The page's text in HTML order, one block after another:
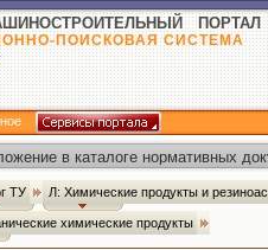
ПОРТАЛ
ПОИСКОВАЯ СИСТЕМА
в каталоге нормативных
ТУ Л: Химические продукты и
химические продукты